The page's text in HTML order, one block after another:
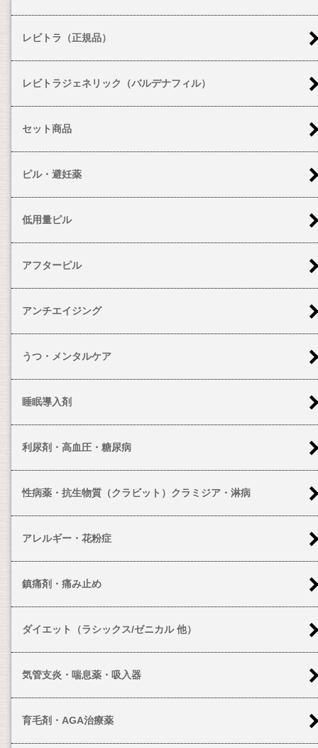
レビトラ（正規品）
レビトラジェネリック（バルデナフィル）
セット商品
ピル・避妊薬
低用量ピル
アフターピル
アンチエイジング
うつ・メンタルケア
睡眠導入剤
利尿剤・高血圧・糖尿病
性病薬・抗生物質（クラビット）クラミジア・淋病
アレルギー・花粉症
鎮痛剤・痛み止め
ダイエット（ラシックス/ゼニカル 他）
気管支炎・喘息薬・吸入器
育毛剤・AGA治療薬